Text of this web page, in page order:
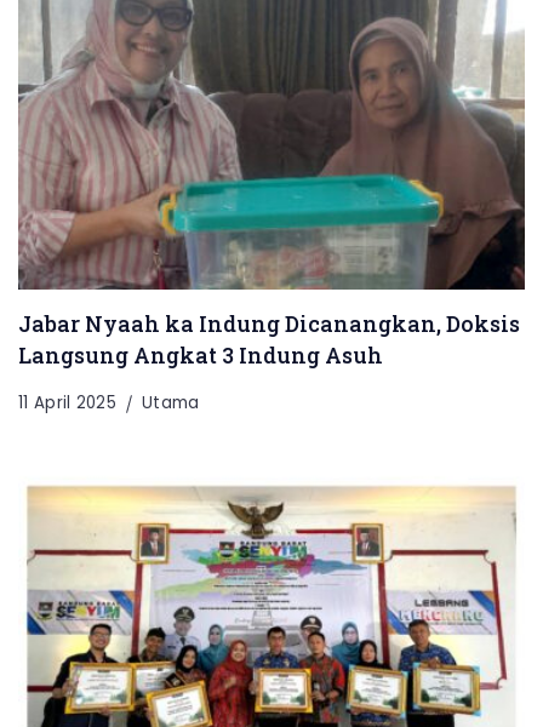
Jabar Nyaah ka Indung Dicanangkan, Doksis
Langsung Angkat 3 Indung Asuh
11 April 2025 Utama